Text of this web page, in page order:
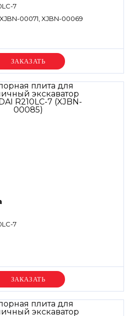
7
00071, XJBN-00069
Уточняйте цену
7
Уточняйте цену